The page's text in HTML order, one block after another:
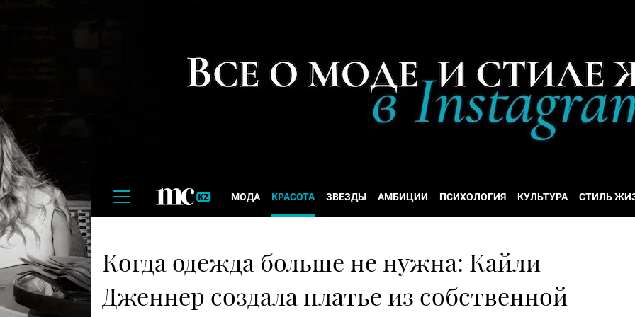
МОДА КРАСОТА ЗВЕЗДЫ АМБИЦИИ ПСИХОЛОГИЯ КУЛЬТУРА СТИЛЬ
Когда одежда больше не нужна: Кайли
Дженнер создала платье из собственной